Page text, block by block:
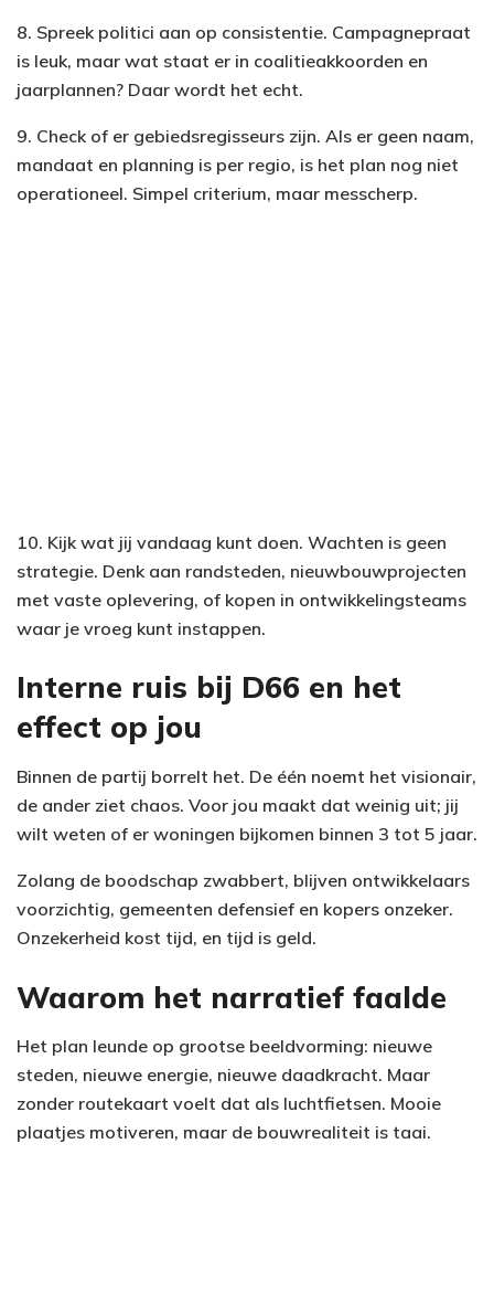
8. Spreek politici aan op consistentie. Campagnepraat
is leuk, maar wat staat er in coalitieakkoorden en
jaarplannen? Daar wordt het echt.
9. Check of er gebiedsregisseurs zijn. Als er geen naam,
mandaat en planning is per regio, is het plan nog niet
operationeel. Simpel criterium, maar messcherp.
10. Kijk wat jij vandaag kunt doen. Wachten is geen
strategie. Denk aan randsteden, nieuwbouwprojecten
met vaste oplevering, of kopen in ontwikkelingsteams
waar je vroeg kunt instappen.
Interne ruis bij D66 en het
effect op jou
Binnen de partij borrelt het. De één noemt het visionair,
de ander ziet chaos. Voor jou maakt dat weinig uit; jij
wilt weten of er woningen bijkomen binnen 3 tot 5 jaar.
Zolang de boodschap zwabbert, blijven ontwikkelaars
voorzichtig, gemeenten defensief en kopers onzeker.
Onzekerheid kost tijd, en tijd is geld.
Waarom het narratief faalde
Het plan leunde op grootse beeldvorming: nieuwe
steden, nieuwe energie, nieuwe daadkracht. Maar
zonder routekaart voelt dat als luchtfietsen. Mooie
plaatjes motiveren, maar de bouwrealiteit is taai.